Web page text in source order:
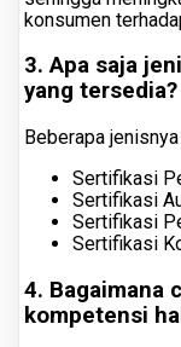
konsumen
3. Apa saja
yang tersedia?
Beberapa
Sertifikasi
Sertifikasi
Sertifikasi
Sertifikasi
4. Bagaimana
kompetensi